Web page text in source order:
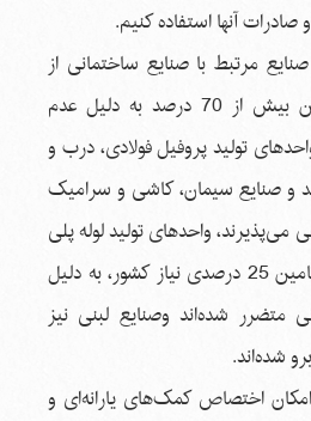
آنها استفاده کنیم.
مرتبط با صنایع ساختمانی از
جمله واحدهای تولید بتن بیش از 70 درصد به دلیل عدم
تولید پروفیل فولادی، درب و
و صنایع سیمان، کاشی و سرامیک
می‌پذیرند، واحدهای تولید لوله پلی
اتیلن کرمان با توجه به تامین 25 درصدی نیاز کشور، به دلیل
متضرر شده‌اند وصنایع لبنی نیز
شده‌اند.
اختصاص کمک‌های یارانه‌ای و